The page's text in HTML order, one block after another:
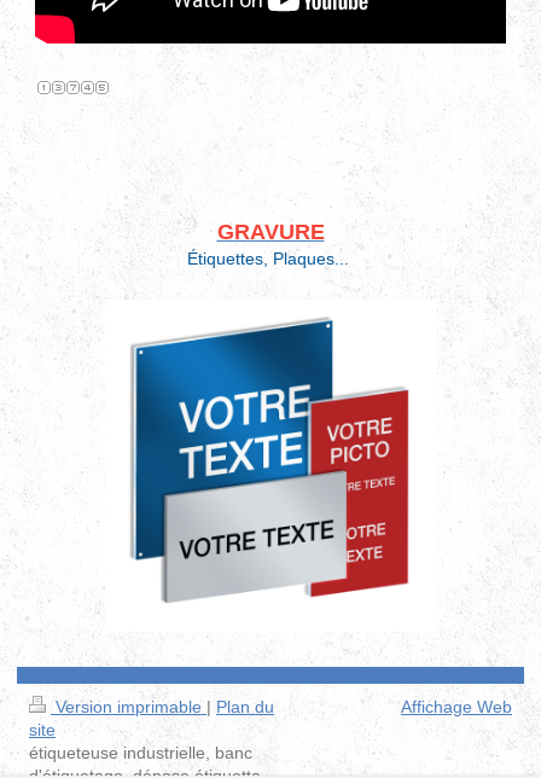
GRAVURE
Étiquettes, Plaques...
Version imprimable | Plan du
site
étiqueteuse industrielle, banc
Affichage Web